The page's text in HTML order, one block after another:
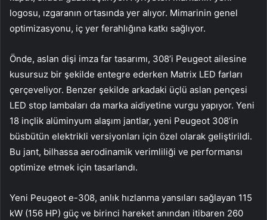
logosu, ızgaranın ortasında yer alıyor. Mimarinin genel
optimizasyonu, iç yer ferahlığına katkı sağlıyor.
Önde, aslan dişi imza far tasarımı, 308’i Peugeot ailesine
kusursuz bir şekilde entegre ederken Matrix LED farları
çerçeveliyor. Benzer şekilde arkadaki üçlü aslan pençesi
LED stop lambaları da marka aidiyetine vurgu yapıyor. Yeni
18 inçlik alüminyum alaşım jantlar, yeni Peugeot 308’in
büsbütün elektrikli versiyonları için özel olarak geliştirildi.
Bu jant, bilhassa aerodinamik verimliliği ve performansı
optimize etmek için tasarlandı.
Yeni Peugeot e-308, anlık hızlanma yansıları sağlayan 115
kW (156 HP) güç ve birinci hareket anından itibaren 260